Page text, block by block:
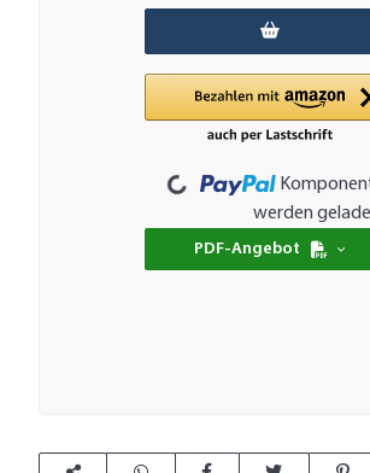
werden
PDF-Angebot